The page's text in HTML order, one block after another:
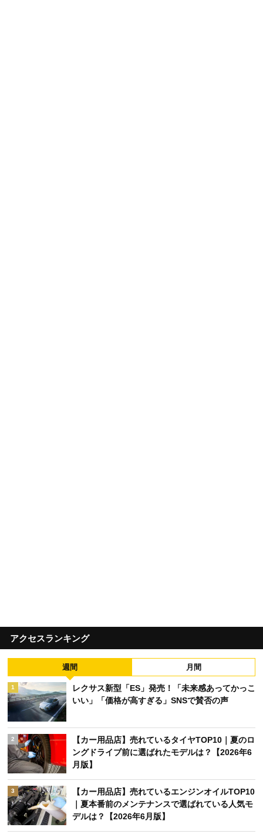
アクセスランキング
週間 月間
1
レクサス新型「ES」発売！「未来感あってかっこ
いい」「価格が高すぎる」SNSで賛否の声
2
【カー用品店】売れているタイヤTOP10｜夏のロ
ングドライブ前に選ばれたモデルは？【2026年6
月版】
3
【カー用品店】売れているエンジンオイルTOP10
｜夏本番前のメンテナンスで選ばれている人気モ
デルは？【2026年6月版】